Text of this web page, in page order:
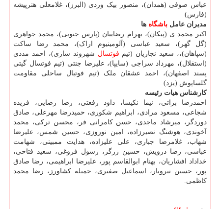
عباس صوفی (همدان)، منصور بیک وردی (البرز)، غلامعلی هنرپیشه
(فارس)
مدیران عامل باشگاه ها
اکبر محمد ی (پیکان)، بهرام رضاییان (پارس جنوبی)، محمد جواهری
(گل گهر)، سعید عباسی (آلومینیوم اراک)، محمد رضا ساکت
(سپاهان)،، سعید نجاریان (تیم فوتسال شهروند ساری)، احمد مددی
(استقلال)، مهرداد سراجی (سایپا)، علیرضا جنتی (تیم فوتسال گیتی
پسند اصفهان)، احمد عشقان ملک (تیم فوتبال ساحلی مقاومت
گلساپوش (یزد)
کارشناس هیات رئیسه
احمدرضا براتی، نیما نکیسا، داود رفعتی، رضا رضایی، فریده
شجاعی، مسعود مرادی، ابراهیم شکوری، حمیدرضا مهرعلی، صادق
دوردگر، میرشاد ماجدی، حسن کامرانی فر، محسن ترکی، محمد
آخوندی، هوشنگ نصیرزاده، امین نوروزی، حسین شمس، علیرضا
شهاب، غلامرضا جباری، علی علیزاده، هدایت ممبینی، شهامت
عباسی، رضا درویش، حسین زرگر، رسول فروغی، سعید فتاحی،
خداداد افشاریان، بهنام ابوالقاسم پور، علیرضا ابراهیمی، رضا صادق
پور، حسین نیرویار، اسماعیل صفیری، جمیله کشاورز، رضا محمد
کاظمی.